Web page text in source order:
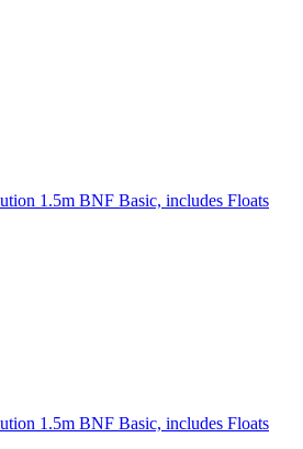
1.5m BNF Basic, includes Floats
1.5m BNF Basic, includes Floats